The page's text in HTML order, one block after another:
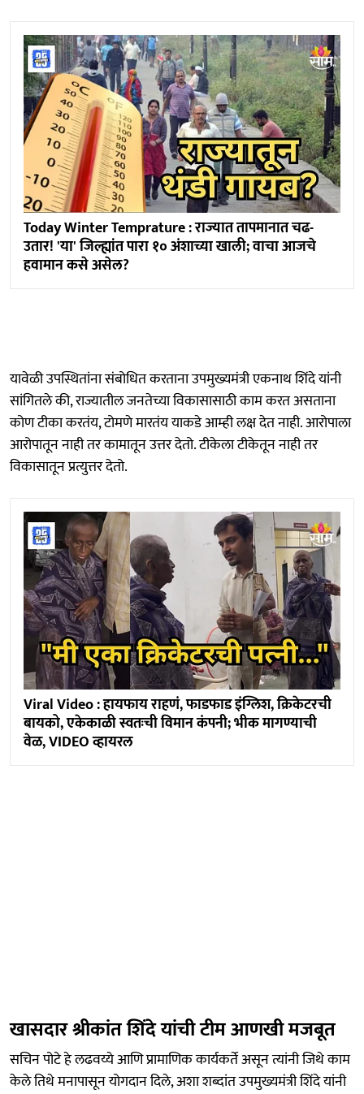
Today Winter Temprature : राज्यात तापमानात चढ-
उतार! 'या' जिल्ह्यांत पारा १० अंशाच्या खाली; वाचा आजचे
हवामान कसे असेल?
यावेळी उपस्थितांना संबोधित करताना उपमुख्यमंत्री एकनाथ शिंदे यांनी
सांगितले की, राज्यातील जनतेच्या विकासासाठी काम करत असताना
कोण टीका करतंय, टोमणे मारतंय याकडे आम्ही लक्ष देत नाही. आरोपाला
आरोपातून नाही तर कामातून उत्तर देतो. टीकेला टीकेतून नाही तर
विकासातून प्रत्युत्तर देतो.
Viral Video : हायफाय राहणं, फाडफाड इंग्लिश, क्रिकेटरची
बायको, एकेकाळी स्वतःची विमान कंपनी; भीक मागण्याची
वेळ, VIDEO व्हायरल
खासदार श्रीकांत शिंदे यांची टीम आणखी मजबूत
सचिन पोटे हे लढवय्ये आणि प्रामाणिक कार्यकर्ते असून त्यांनी जिथे काम
केले तिथे मनापासून योगदान दिले, अशा शब्दांत उपमुख्यमंत्री शिंदे यांनी